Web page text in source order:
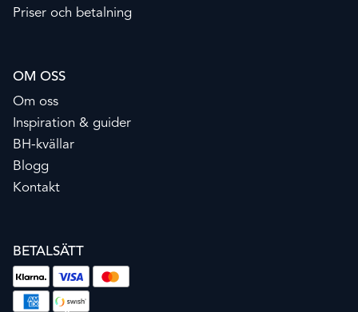
Priser och betalning
OM OSS
Om oss
Inspiration & guider
BH-kvällar
Blogg
Kontakt
BETALSÄTT